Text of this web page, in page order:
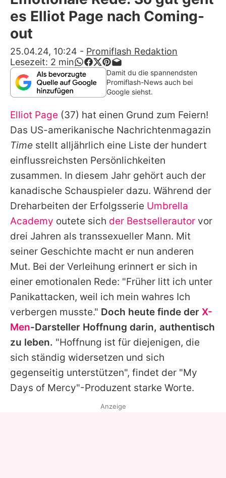
Alle Themen auf Promiflash
App runterladen
Team
Redaktionelle Richtlinien
Impressum
Datenschutzerklärung
Nutzungsbedingungen
Utiq verwalten
es Elliot Page nach Coming-
out
25.04.24, 10:24 - Promiflash Redaktion
Lesezeit: 2 min
Damit du die spannendsten
Promiflash-News auch bei
Google siehst.
Elliot Page (37) hat einen Grund zum Feiern!
Das US-amerikanische Nachrichtenmagazin
Time stellt alljährlich eine Liste der hundert
einflussreichsten Persönlichkeiten
zusammen. In diesem Jahr gehört auch der
kanadische Schauspieler dazu. Während der
Dreharbeiten der Erfolgsserie Umbrella
Academy outete sich der Bestsellerautor vor
drei Jahren als transsexueller Mann. Mit
seiner Geschichte macht er nun anderen
Mut. Bei der Verleihung erinnert er sich in
einer emotionalen Rede: "Früher litt ich unter
Panikattacken, weil ich mein wahres Ich
verbergen musste." Doch heute finde der X-
Men-Darsteller Hoffnung darin, authentisch
zu leben. "Hoffnung ist für diejenigen, die
sich ständig widersetzen und sich
gegenseitig unterstützen", findet der "My
Days of Mercy"-Produzent starke Worte.
Anzeige